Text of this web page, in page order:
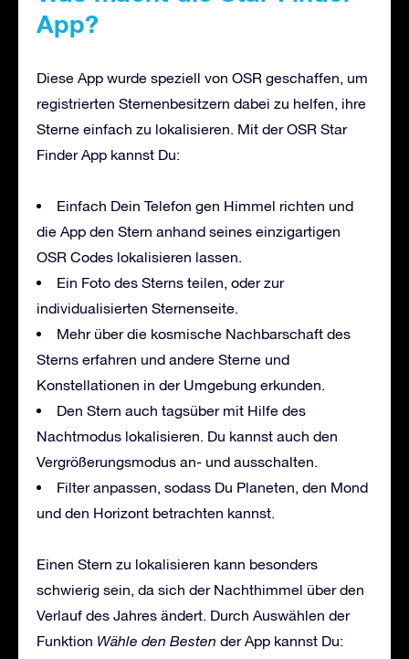
App?
Diese App wurde speziell von OSR geschaffen, um
registrierten Sternenbesitzern dabei zu helfen, ihre
Sterne einfach zu lokalisieren. Mit der OSR Star
Finder App kannst Du:
Einfach Dein Telefon gen Himmel richten und
die App den Stern anhand seines einzigartigen
OSR Codes lokalisieren lassen.
Ein Foto des Sterns teilen, oder zur
individualisierten Sternenseite.
Mehr über die kosmische Nachbarschaft des
Sterns erfahren und andere Sterne und
Konstellationen in der Umgebung erkunden.
Den Stern auch tagsüber mit Hilfe des
Nachtmodus lokalisieren. Du kannst auch den
Vergrößerungsmodus an- und ausschalten.
Filter anpassen, sodass Du Planeten, den Mond
und den Horizont betrachten kannst.
Einen Stern zu lokalisieren kann besonders
schwierig sein, da sich der Nachthimmel über den
Verlauf des Jahres ändert. Durch Auswählen der
Funktion Wähle den Besten der App kannst Du: